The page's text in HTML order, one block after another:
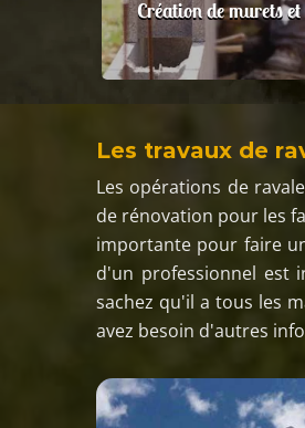
Création de murets
Les travaux de
Les opérations de
de rénovation pour les
importante pour faire
d'un professionnel est
sachez qu'il a tous les
avez besoin d'autres